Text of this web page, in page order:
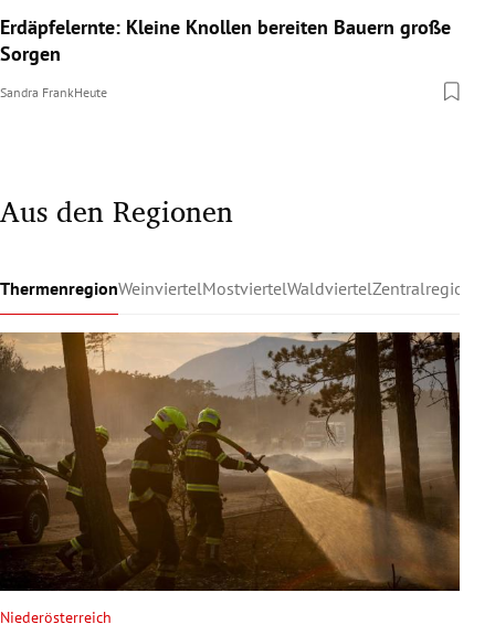
Erdäpfelernte: Kleine Knollen bereiten Bauern große
Sorgen
Sandra FrankHeute
Aus den Regionen
ThermenregionWeinviertelMostviertelWaldviertelZentralregion
Niederösterreich